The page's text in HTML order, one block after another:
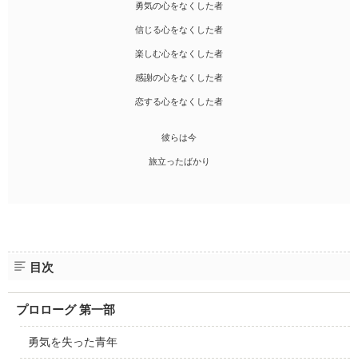
勇気の心をなくした者
信じる心をなくした者
楽しむ心をなくした者
感謝の心をなくした者
恋する心をなくした者
彼らは今
旅立ったばかり
目次
プロローグ 第一部
勇気を失った青年